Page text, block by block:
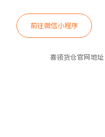
前往微信小程序
喜领货仓官网地址